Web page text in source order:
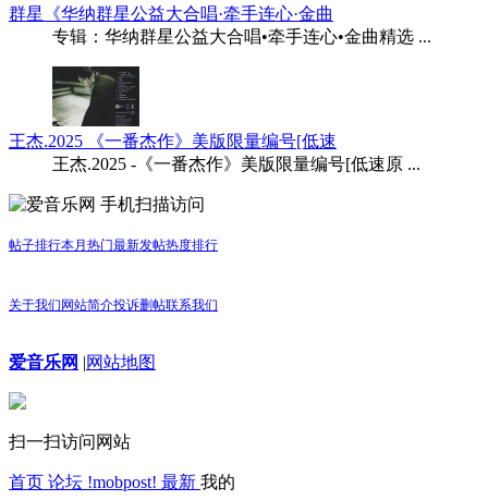
群星《华纳群星公益大合唱·牵手连心·金曲
专辑：华纳群星公益大合唱•牵手连心•金曲精选 ...
王杰.2025 《一番杰作》美版限量编号[低速
王杰.2025 -《一番杰作》美版限量编号[低速原 ...
手机扫描访问
帖子排行本月热门最新发帖热度排行
关于我们 网站简介投诉删帖联系我们
爱音乐网 |网站地图
扫一扫访问网站
首页 论坛 !mobpost! 最新 我的